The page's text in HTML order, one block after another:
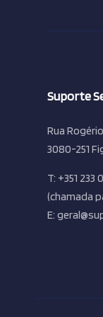
Suporte
Rua
3080-251
T: +351 233
(chamada
E: